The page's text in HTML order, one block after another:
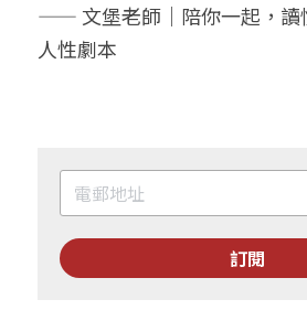
—— 文堡老師｜陪你一起，讀
人性劇本
訂閱